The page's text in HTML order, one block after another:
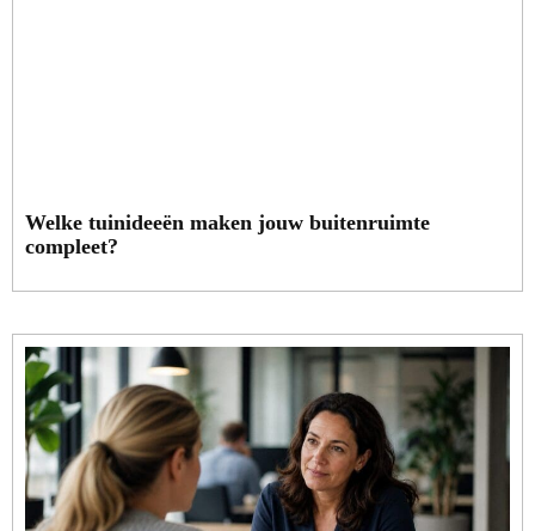
Welke tuinideeën maken jouw buitenruimte
compleet?